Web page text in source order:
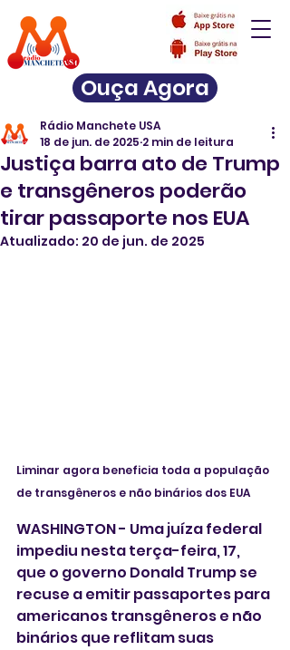
Ouça Agora
Justiça barra ato de Trump
e transgêneros poderão
tirar passaporte nos EUA
Rádio Manchete USA
18 de jun. de 2025 2 min de leitura
Atualizado: 20 de jun. de 2025
Liminar agora beneficia toda a população
de transgêneros e não binários dos EUA
WASHINGTON - Uma juíza federal
impediu nesta terça-feira, 17,
que o governo Donald Trump se
recuse a emitir passaportes para
americanos transgêneros e não
binários que reflitam suas